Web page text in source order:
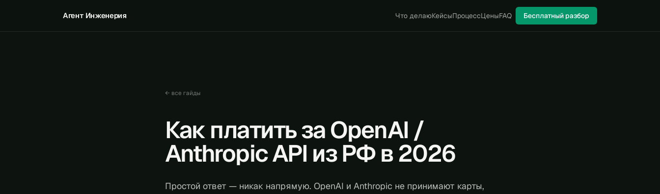
Агент Инженерия Что делаюКейсыПроцессЦеныFAQ Бесплатный разбор
← все гайды
Как платить за OpenAI /
Anthropic API из РФ в 2026
Простой ответ — никак напрямую. OpenAI и Anthropic не принимают карты,